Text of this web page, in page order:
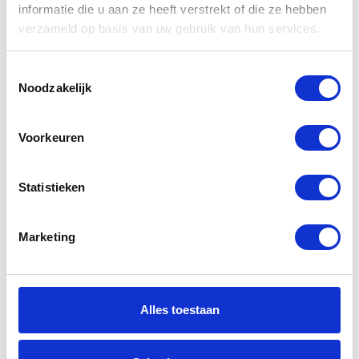
informatie die u aan ze heeft verstrekt of die ze hebben
verzameld op basis van uw gebruik van hun services.
Noodzakelijk
Voorkeuren
Statistieken
Marketing
Alles toestaan
producten
Matador Black
259,99
Oorspronkelijke
prijs
Huidige
prijs
-55%
prijs
€189,00
prijs